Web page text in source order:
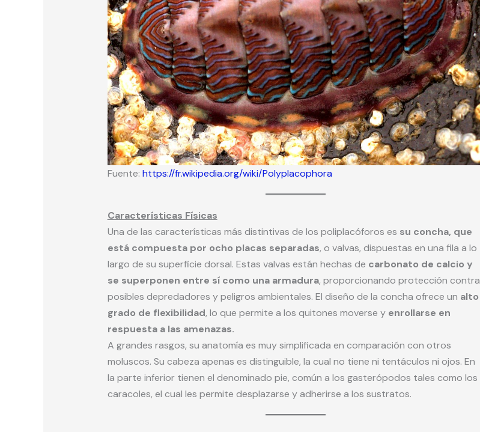
Fuente: https://fr.wikipedia.org/wiki/Polyplacophora
Características Físicas
Una de las características más distintivas de los poliplacóforos es su concha, que
está compuesta por ocho placas separadas, o valvas, dispuestas en una fila a lo
largo de su superficie dorsal. Estas valvas están hechas de carbonato de calcio y
se superponen entre sí como una armadura, proporcionando protección contra
posibles depredadores y peligros ambientales. El diseño de la concha ofrece un alto
grado de flexibilidad, lo que permite a los quitones moverse y enrollarse en
respuesta a las amenazas.
A grandes rasgos, su anatomía es muy simplificada en comparación con otros
moluscos. Su cabeza apenas es distinguible, la cual no tiene ni tentáculos ni ojos. En
la parte inferior tienen el denominado pie, común a los gasterópodos tales como los
caracoles, el cual les permite desplazarse y adherirse a los sustratos.